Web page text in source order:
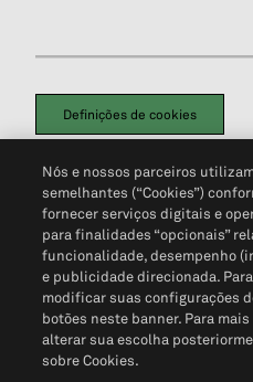
Definições de cookies
Política de PrivacidadePortal de
Não Venda Minhas Informações
Nós e nossos parceiros
semelhantes (“Cookies”)
fornecer serviços digitais e
para finalidades “opcionais”
funcionalidade, desempenho
e publicidade direcionada.
modificar suas configurações
botões neste banner. Para
alterar sua escolha
sobre Cookies.